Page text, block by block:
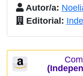
Autor/a:
Editorial: